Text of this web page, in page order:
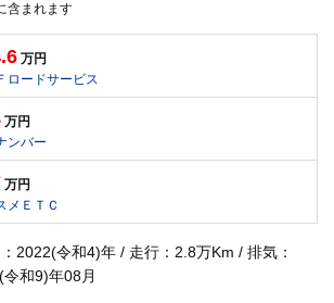
含まれます
万円
ロードサービス
万円
ンバー
万円
メＥＴＣ
2022(令和4)年 / 走行：2.8万Km / 排気：
和9)年08月